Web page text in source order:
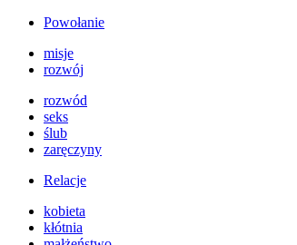
Powołanie
misje
rozwój
rozwód
seks
ślub
zaręczyny
Relacje
kobieta
kłótnia